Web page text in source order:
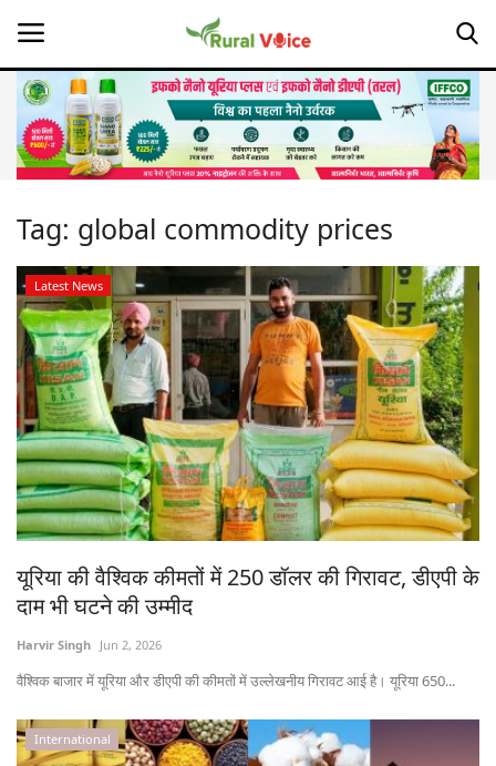
Home
About Us
Leadership Profiles
Opinion
Politics
Magazine
States
Events
Agribusiness
Cooperatives
Tag: global commodity prices
Latest News
यूरिया की वैश्विक कीमतों में 250 डॉलर की गिरावट, डीएपी के
दाम भी घटने की उम्मीद
Harvir Singh Jun 2, 2026
वैश्विक बाजार में यूरिया और डीएपी की कीमतों में उल्लेखनीय गिरावट आई है। यूरिया 650...
International